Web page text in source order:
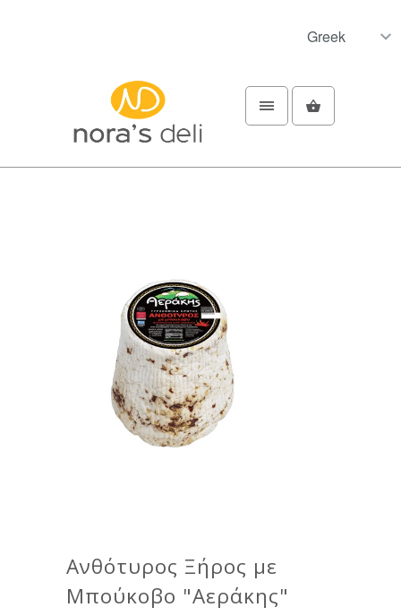
Ανθότυρος Ξήρος με
Μπούκοβο "Αεράκης"